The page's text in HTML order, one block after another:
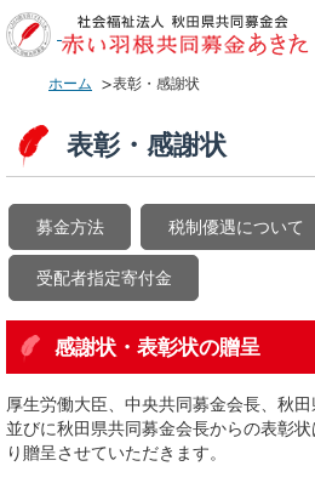
ホーム 表彰・感謝状
表彰・感謝状
募金方法 税制優遇について
受配者指定寄付金
感謝状・表彰状の贈呈
厚生労働大臣、中央共同募金会長、秋
並びに秋田県共同募金会長からの表彰
り贈呈させていただきます。